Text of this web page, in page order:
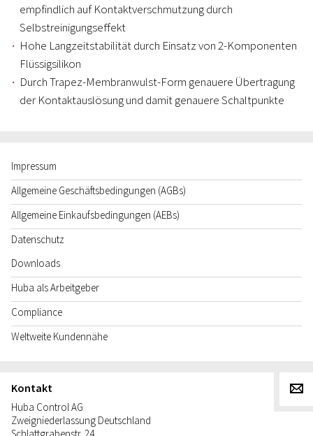
empfindlich auf Kontaktverschmutzung durch
Selbstreinigungseffekt
Hohe Langzeitstabilität durch Einsatz von 2-Komponenten
Flüssigsilikon
Durch Trapez-Membranwulst-Form genauere Übertragung
der Kontaktauslösung und damit genauere Schaltpunkte
Impressum
Allgemeine Geschäftsbedingungen (AGBs)
Allgemeine Einkaufsbedingungen (AEBs)
Datenschutz
Downloads
Huba als Arbeitgeber
Compliance
Weltweite Kundennähe
Kontakt
Huba Control AG
Zweigniederlassung Deutschland
Schlattgrabenstr. 24
g